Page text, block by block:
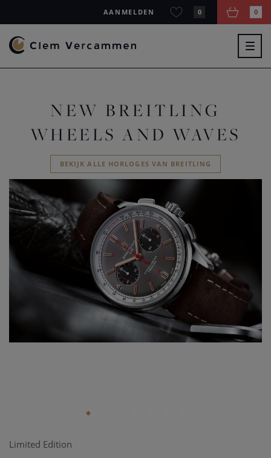
AANMELDEN 0 0
NEW BREITLING
WHEELS AND WAVES
BEKIJK ALLE HORLOGES VAN BREITLING
Limited Edition